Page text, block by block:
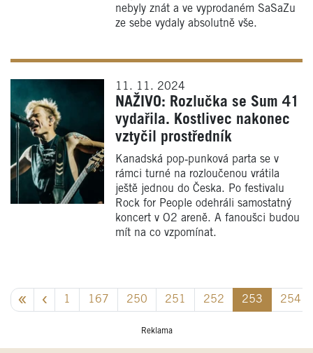
nebyly znát a ve vyprodaném SaSaZu
ze sebe vydaly absolutně vše.
11. 11. 2024
NAŽIVO: Rozlučka se Sum 41
vydařila. Kostlivec nakonec
vztyčil prostředník
Kanadská pop‑punková parta se v
rámci turné na rozloučenou vrátila
ještě jednou do Česka. Po festivalu
Rock for People odehráli samostatný
koncert v O2 areně. A fanoušci budou
mít na co vzpomínat.
1 167 250 251 252 253 254
Reklama